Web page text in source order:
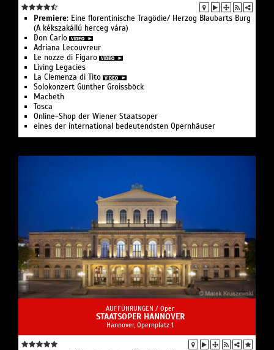
Premiere: Eine floren­tinische Tragödie/ Herzog Blaubarts Burg
(A kékszakállú herceg vára)
Don Carlo
Adriana Lecouvreur
Le nozze di Figaro
Living Legacies
La Clemenza di Tito
Solo­konzert Günther Groissböck
Macbeth
Tosca
Online-Shop der Wiener Staatsoper
eines der international bedeutendsten Opernhäuser
AUFFÜHRUNGEN / Oper
STAATSOPER HANNOVER
Hannover, Opernplatz 1